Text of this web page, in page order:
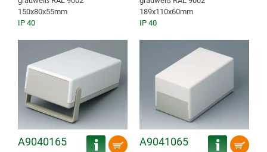
150x80x55mm
IP 40
189x110x60mm
IP 40
A9040165 A9041065